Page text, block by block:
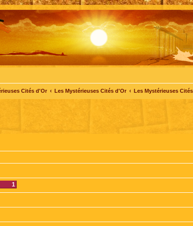
Cités d'Or Les Mystérieuses Cités d'Or Les Mystérieuses
1